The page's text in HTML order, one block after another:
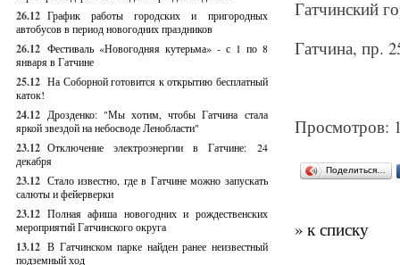
26.12 График работы городских и пригородных
автобусов в период новогодних праздников
26.12 Фестиваль «Новогодняя кутерьма» - с 1 по 8
января в Гатчине
25.12 На Соборной готовится к открытию бесплатный
каток!
24.12 Дрозденко: "Мы хотим, чтобы Гатчина стала
яркой звездой на небосводе Ленобласти"
23.12 Отключение электроэнергии в Гатчине: 24
декабря
23.12 Стало известно, где в Гатчине можно запускать
салюты и фейерверки
23.12 Полная афиша новогодних и рождественских
мероприятий Гатчинского округа
13.12 В Гатчинском парке найден ранее неизвестный
подземный ход
Гатчинский
Гатчина, пр.
Просмотров:
Поделиться…
» к списку